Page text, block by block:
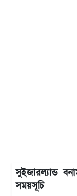
সুইজারল্যান্ড
সময়সূচি